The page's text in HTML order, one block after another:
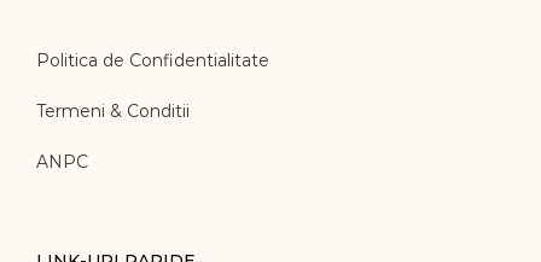
Politica de Confidentialitate
Termeni & Conditii
ANPC